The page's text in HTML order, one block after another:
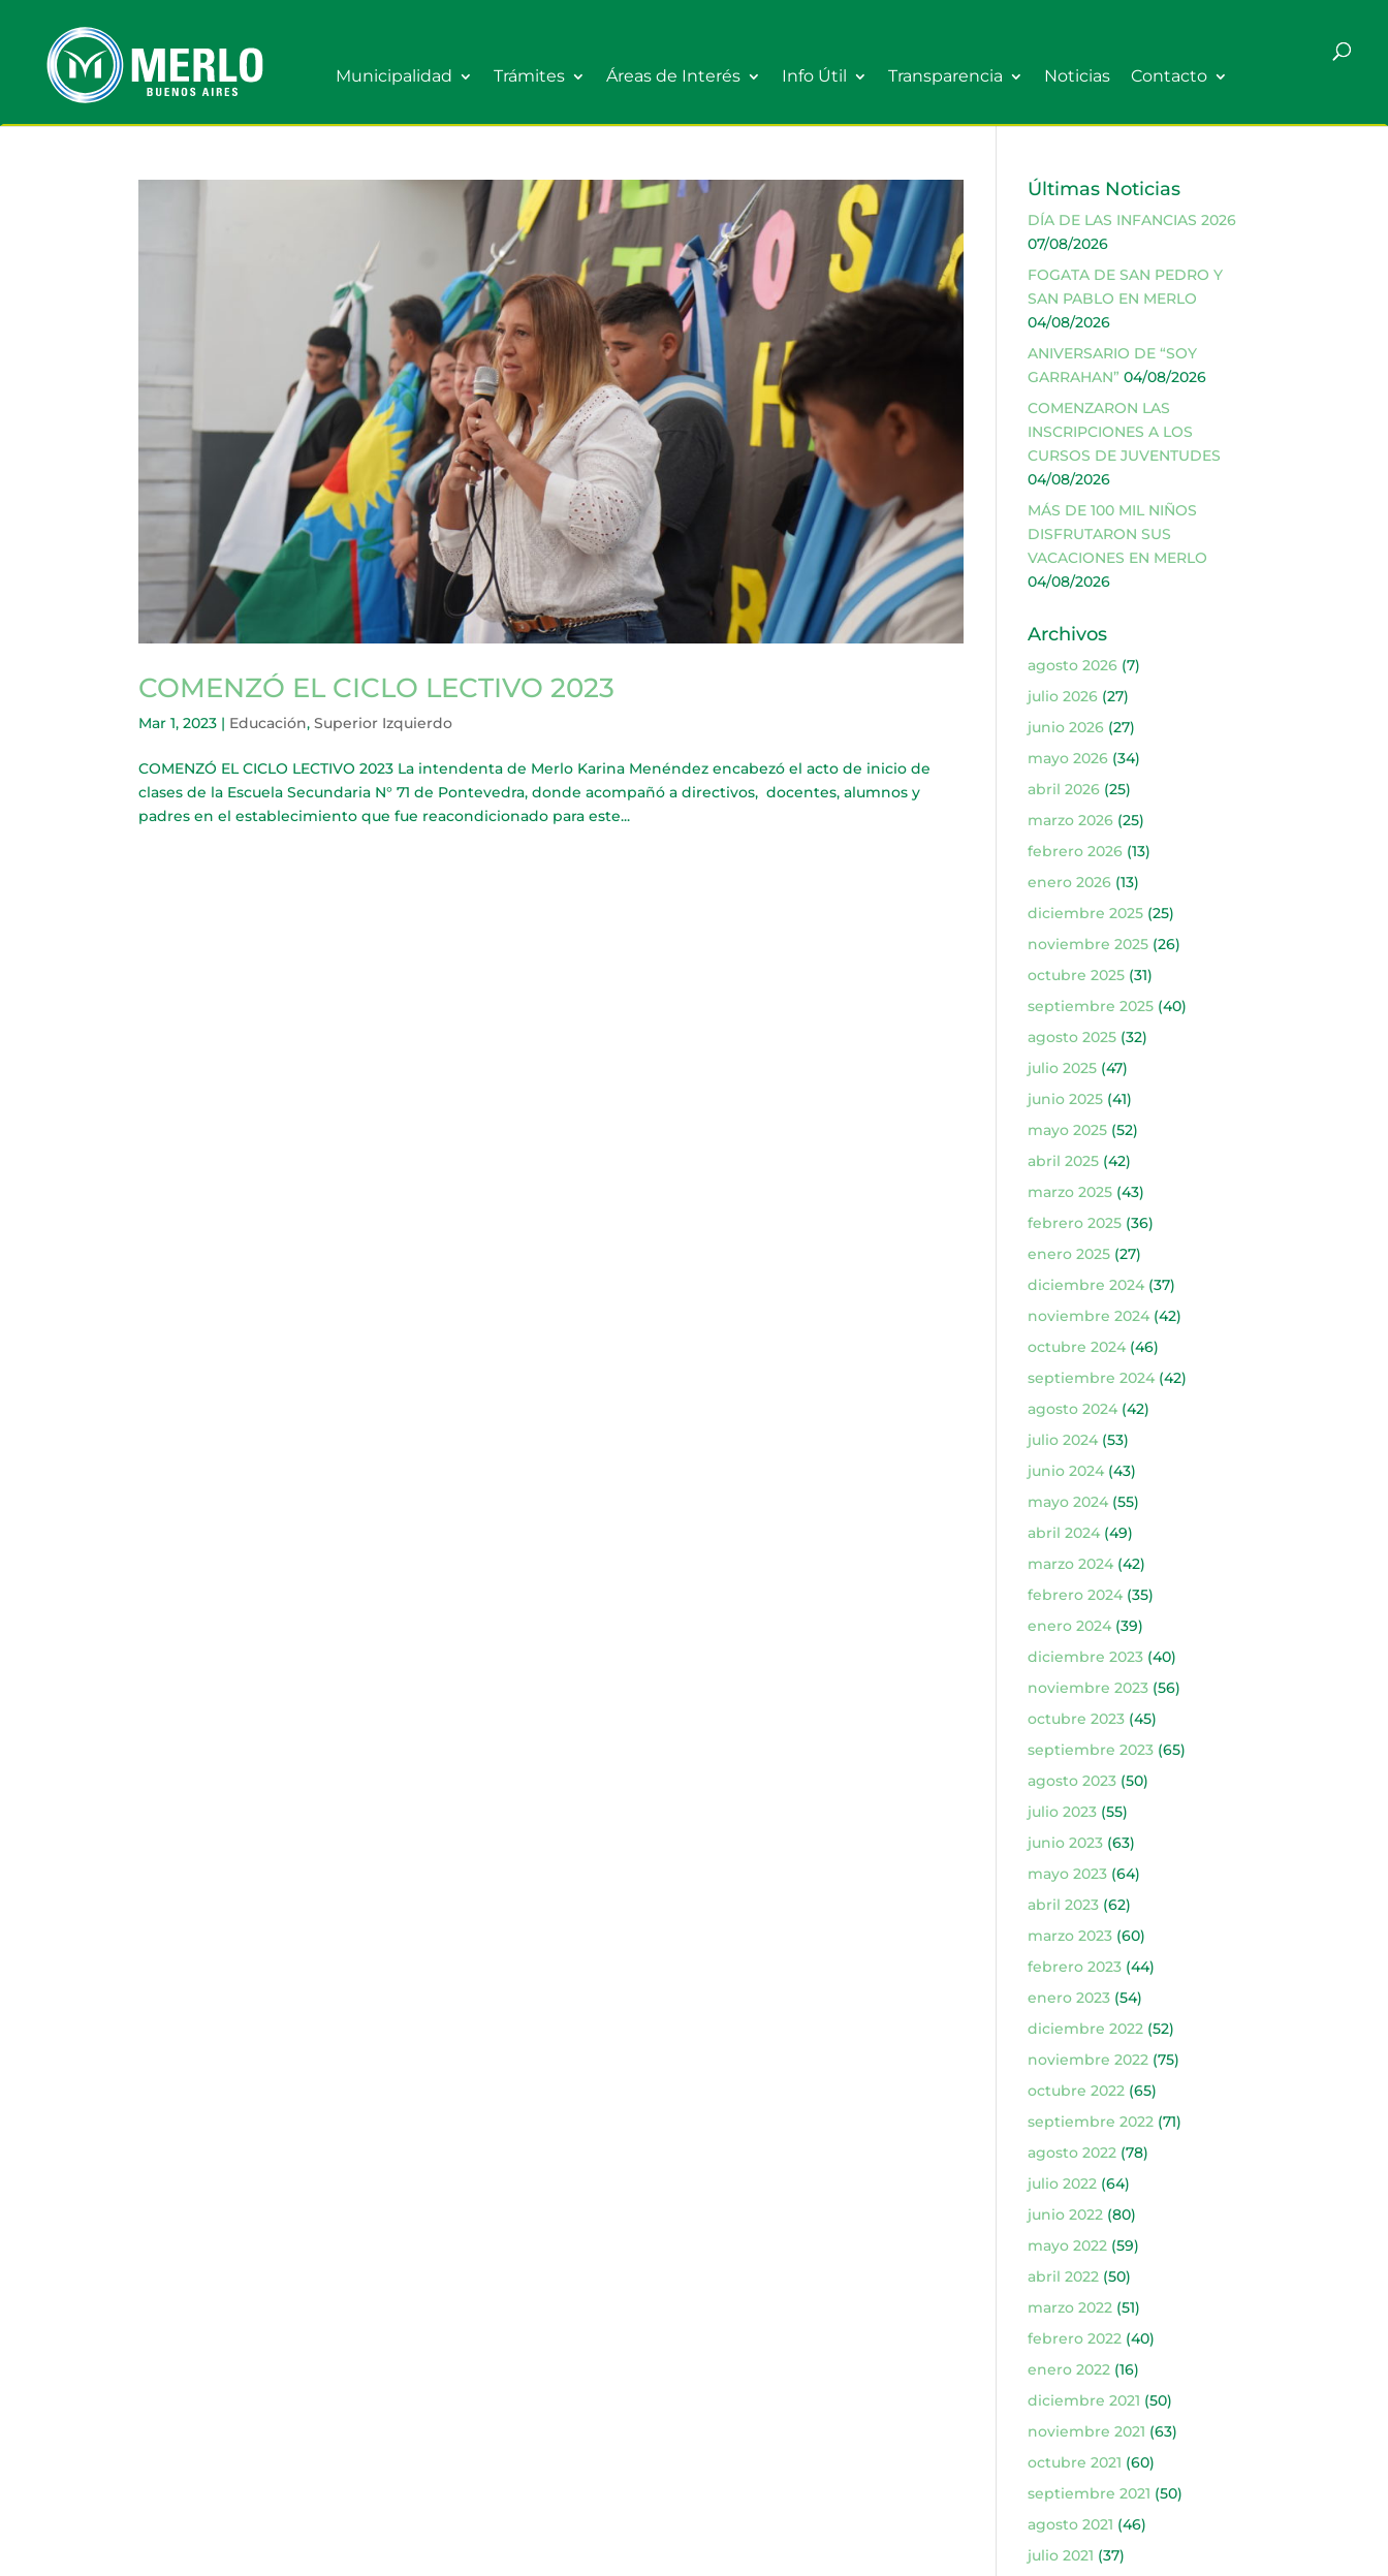
Municipalidad Trámites Áreas de Interés Info Útil Transparencia Noticias Contacto
COMENZÓ EL CICLO LECTIVO 2023
Mar 1, 2023 | Educación,Superior Izquierdo
COMENZÓ EL CICLO LECTIVO 2023 La intendenta de Merlo Karina Menéndez encabezó el acto de inicio de
clases de la Escuela Secundaria N° 71 de Pontevedra, donde acompañó a directivos, docentes, alumnos y
padres en el establecimiento que fue reacondicionado para este...
Últimas Noticias
DÍA DE LAS INFANCIAS 2026
07/08/2026
FOGATA DE SAN PEDRO Y
SAN PABLO EN MERLO
04/08/2026
ANIVERSARIO DE “SOY
GARRAHAN” 04/08/2026
COMENZARON LAS
INSCRIPCIONES A LOS
CURSOS DE JUVENTUDES
04/08/2026
MÁS DE 100 MIL NIÑOS
DISFRUTARON SUS
VACACIONES EN MERLO
04/08/2026
Archivos
agosto 2026(7)
julio 2026(27)
junio 2026(27)
mayo 2026(34)
abril 2026(25)
marzo 2026(25)
febrero 2026(13)
enero 2026(13)
diciembre 2025(25)
noviembre 2025(26)
octubre 2025(31)
septiembre 2025(40)
agosto 2025(32)
julio 2025(47)
junio 2025(41)
mayo 2025(52)
abril 2025(42)
marzo 2025(43)
febrero 2025(36)
enero 2025(27)
diciembre 2024(37)
noviembre 2024(42)
octubre 2024(46)
septiembre 2024(42)
agosto 2024(42)
julio 2024(53)
junio 2024(43)
mayo 2024(55)
abril 2024(49)
marzo 2024(42)
febrero 2024(35)
enero 2024(39)
diciembre 2023(40)
noviembre 2023(56)
octubre 2023(45)
septiembre 2023(65)
agosto 2023(50)
julio 2023(55)
junio 2023(63)
mayo 2023(64)
abril 2023(62)
marzo 2023(60)
febrero 2023(44)
enero 2023(54)
diciembre 2022(52)
noviembre 2022(75)
octubre 2022(65)
septiembre 2022(71)
agosto 2022(78)
julio 2022(64)
junio 2022(80)
mayo 2022(59)
abril 2022(50)
marzo 2022(51)
febrero 2022(40)
enero 2022(16)
diciembre 2021 (50)
noviembre 2021 (63)
octubre 2021 (60)
septiembre 2021 (50)
agosto 2021 (46)
julio 2021 (37)